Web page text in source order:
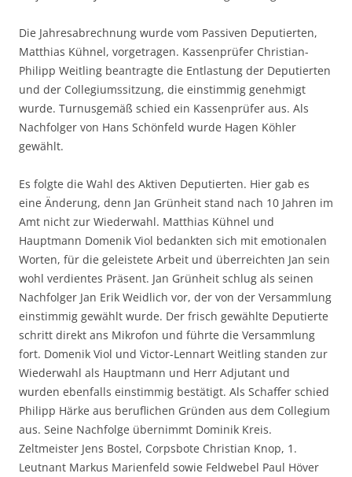
Die Jahresabrechnung wurde vom Passiven Deputierten,
Matthias Kühnel, vorgetragen. Kassenprüfer Christian-
Philipp Weitling beantragte die Entlastung der Deputierten
und der Collegiumssitzung, die einstimmig genehmigt
wurde. Turnusgemäß schied ein Kassenprüfer aus. Als
Nachfolger von Hans Schönfeld wurde Hagen Köhler
gewählt.
Es folgte die Wahl des Aktiven Deputierten. Hier gab es
eine Änderung, denn Jan Grünheit stand nach 10 Jahren im
Amt nicht zur Wiederwahl. Matthias Kühnel und
Hauptmann Domenik Viol bedankten sich mit emotionalen
Worten, für die geleistete Arbeit und überreichten Jan sein
wohl verdientes Präsent. Jan Grünheit schlug als seinen
Nachfolger Jan Erik Weidlich vor, der von der Versammlung
einstimmig gewählt wurde. Der frisch gewählte Deputierte
schritt direkt ans Mikrofon und führte die Versammlung
fort. Domenik Viol und Victor-Lennart Weitling standen zur
Wiederwahl als Hauptmann und Herr Adjutant und
wurden ebenfalls einstimmig bestätigt. Als Schaffer schied
Philipp Härke aus beruflichen Gründen aus dem Collegium
aus. Seine Nachfolge übernimmt Dominik Kreis.
Zeltmeister Jens Bostel, Corpsbote Christian Knop, 1.
Leutnant Markus Marienfeld sowie Feldwebel Paul Höver